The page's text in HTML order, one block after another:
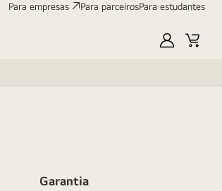
Para empresas Para parceirosPara estudantes
Minha
Garantia